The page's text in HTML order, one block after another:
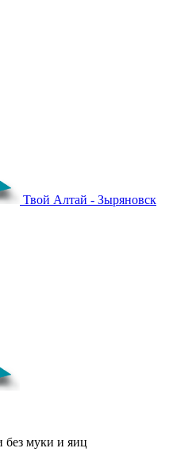
Твой Алтай - Зыряновск
без муки и яиц